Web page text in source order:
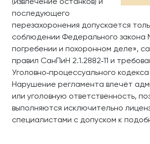
последующего
перезахоронения допускается
соблюдении Федерального закона
погребении и похоронном деле»,
правил СанПиН 2.1.2882‑11 и
Уголовно‑процессуального
Нарушение регламента влечёт
или уголовную ответственность,
выполняются исключительно
специалистами с допуском к